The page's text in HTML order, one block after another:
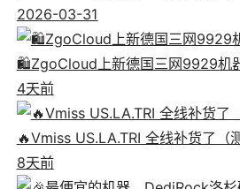
2026-03-31
🛍️ZgoCloud上新德国三网9929机
4天前
🔥Vmiss US.LA.TRI 全线补货了
8天前